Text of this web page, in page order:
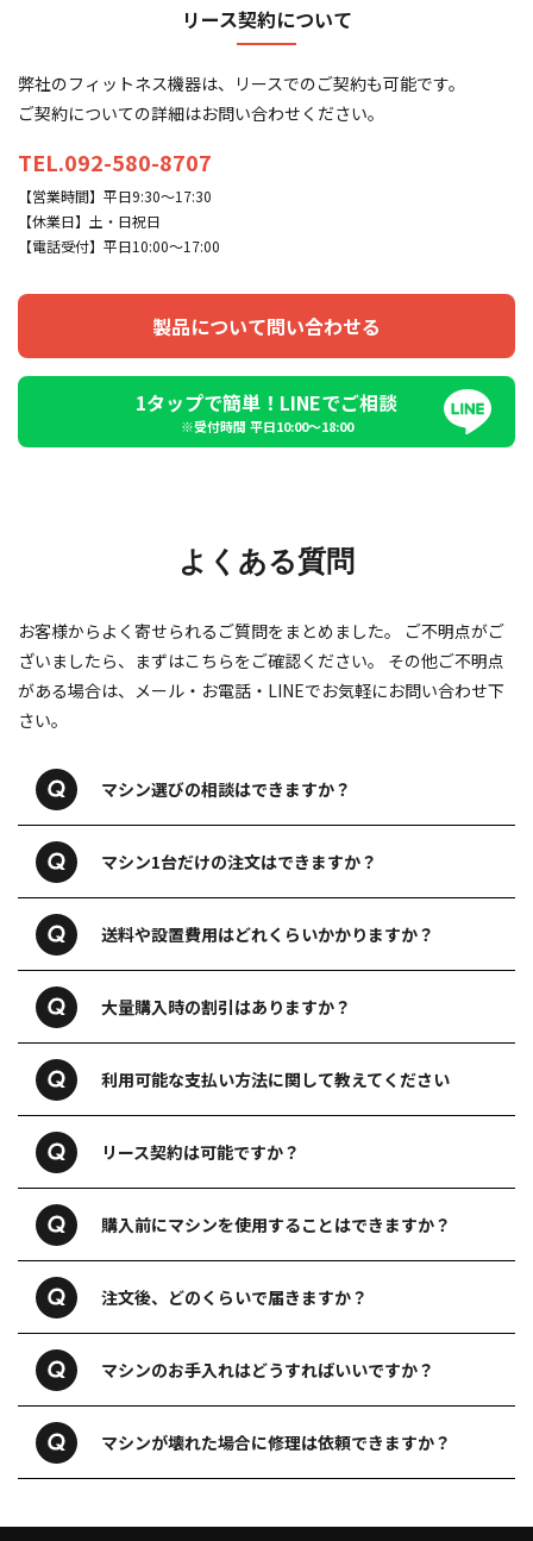
リース契約について
弊社のフィットネス機器は、リースでのご契約も可能です。
ご契約についての詳細はお問い合わせください。
TEL.092-580-8707
【営業時間】平日9:30～17:30
【休業日】土・日祝日
【電話受付】平日10:00～17:00
製品について問い合わせる
1タップで簡単！LINEでご相談
※受付時間 平日10:00〜18:00
よくある質問
お客様からよく寄せられるご質問をまとめました。
ご不明点がご
ざいましたら、まずはこちらをご確認ください。
その他ご不明点
がある場合は、メール・お電話・LINEでお気軽にお問い合わせ下
さい。
マシン選びの相談はできますか？
マシン1台だけの注文はできますか？
送料や設置費用はどれくらいかかりますか？
大量購入時の割引はありますか？
利用可能な支払い方法に関して教えてください
リース契約は可能ですか？
購入前にマシンを使用することはできますか？
注文後、どのくらいで届きますか？
マシンのお手入れはどうすればいいですか？
マシンが壊れた場合に修理は依頼できますか？